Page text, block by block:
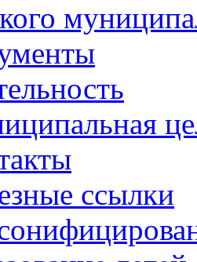
ссылки